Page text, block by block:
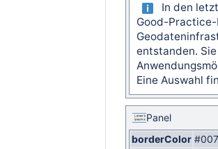
In den
Good-
entstanden.
Eine Auswahl
Panel
borderColor